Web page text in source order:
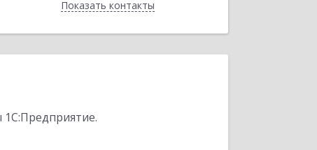
Показать контакты
Назад
1С:Предприятие.